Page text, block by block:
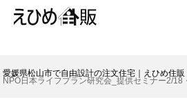
愛媛県松山市で自由設計の注文住宅｜えひめ住販
NPO日本ライフプラン研究会_提供セミナー2/18